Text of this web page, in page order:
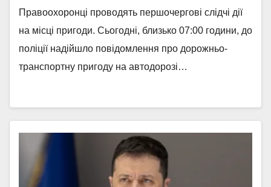
Правоохоронці проводять першочергові слідчі дії
на місці пригоди. Сьогодні, близько 07:00 години, до
поліції надійшло повідомлення про дорожньо-
транспортну пригоду на автодорозі…